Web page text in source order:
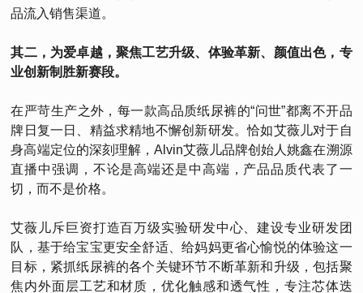
品流入销售渠道。
其二，为爱卓越，聚焦工艺升级、体验革新、颜值出色，专
业创新制胜新赛段。
在严苛生产之外，每一款高品质纸尿裤的“问世”都离不开品
牌日复一日、精益求精地不懈创新研发。恰如艾薇儿对于自
身高端定位的深刻理解，Alvin艾薇儿品牌创始人姚鑫在溯源
直播中强调，不论是高端还是中高端，产品品质代表了一
切，而不是价格。
艾薇儿斥巨资打造百万级实验研发中心、建设专业研发团
队，基于给宝宝更安全舒适、给妈妈更省心愉悦的体验这一
目标，紧抓纸尿裤的各个关键环节不断革新和升级，包括聚
焦内外面层工艺和材质，优化触感和透气性，专注芯体迭